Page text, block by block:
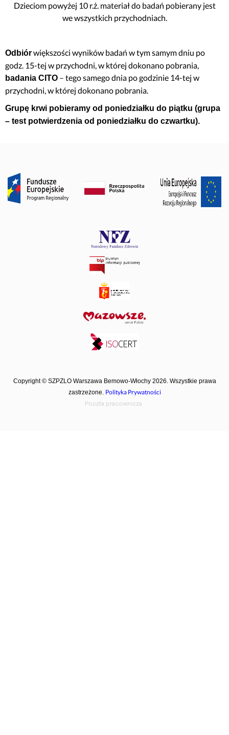
Dzieciom powyżej 10 r.ż. materiał do badań pobierany jest
we wszystkich przychodniach.
Odbiórwiększości wyników badań w tym samym dniu po
godz. 15-tej w przychodni, w której dokonano pobrania,
badania CITO – tego samego dnia po godzinie 14-tej w
przychodni, w której dokonano pobrania.
Grupę krwi pobieramy od poniedziałku do piątku (grupa
– test potwierdzenia od poniedziałku do czwartku).
Copyright © SZPZLO Warszawa Bemowo-Włochy 2026. Wszystkie prawa
zastrzeżone. Polityka Prywatności
Poczta pracownicza